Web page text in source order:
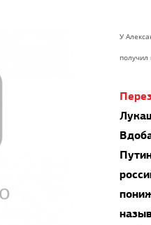
У